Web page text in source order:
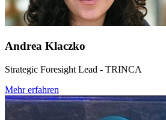
Andrea Klaczko
Strategic Foresight Lead - TRINCA
Mehr erfahren